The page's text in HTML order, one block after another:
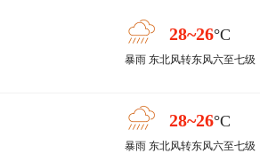
28~26°C
暴雨 东北风转东风六至七级
28~26°C
暴雨 东北风转东风六至七级